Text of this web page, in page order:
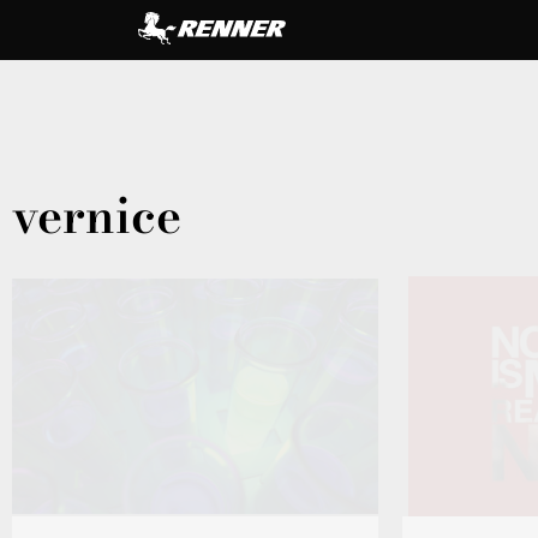
vernice